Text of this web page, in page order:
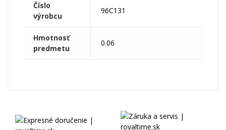
Číslo
výrobcu
96C131
Hmotnosť
predmetu
0.06